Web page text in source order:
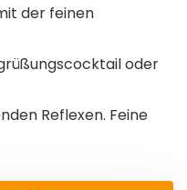
der feinen
oder
Reflexen. Feine